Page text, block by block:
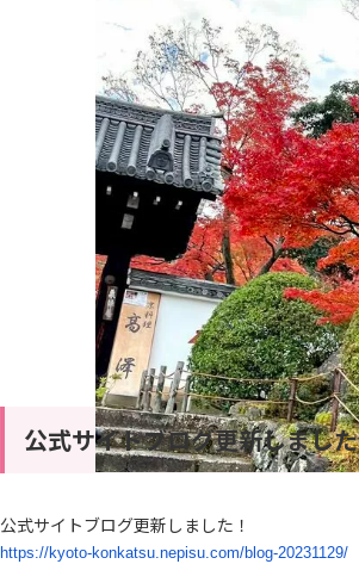
公式サイトブログ更新しまし
公式サイトブログ更新しました！
https://kyoto-konkatsu.nepisu.com/blog-20231129/